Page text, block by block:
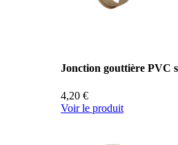
Jonction gouttière PVC
4,20 €
Voir le produit